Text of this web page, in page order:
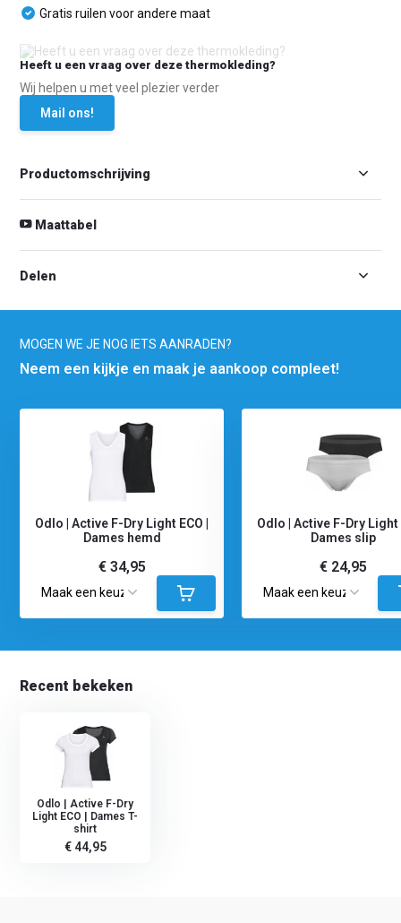
Gratis ruilen voor andere maat
Heeft u een vraag over deze thermokleding?
Wij helpen u met veel plezier verder
Mail ons!
Productomschrijving
Maattabel
Delen
MOGEN WE JE NOG IETS AANRADEN?
Neem een kijkje en maak je aankoop compleet!
Odlo | Active F-Dry Light ECO |
Dames hemd
€ 34,95
Odlo | Active F-Dry Light
Dames slip
€ 24,95
Recent bekeken
Odlo | Active F-Dry
Light ECO | Dames T-
shirt
€ 44,95